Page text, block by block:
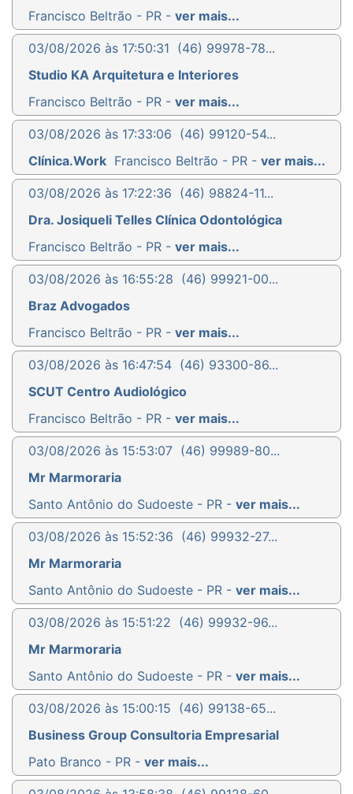
Francisco Beltrão - PR - ver mais...
03/08/2026 às 17:50:31 (46) 99978-78...
Studio KA Arquitetura e Interiores
Francisco Beltrão - PR - ver mais...
03/08/2026 às 17:33:06 (46) 99120-54...
Clínica.Work Francisco Beltrão - PR - ver mais...
03/08/2026 às 17:22:36 (46) 98824-11...
Dra. Josiqueli Telles Clínica Odontológica
Francisco Beltrão - PR - ver mais...
03/08/2026 às 16:55:28 (46) 99921-00...
Braz Advogados
Francisco Beltrão - PR - ver mais...
03/08/2026 às 16:47:54 (46) 93300-86...
SCUT Centro Audiológico
Francisco Beltrão - PR - ver mais...
03/08/2026 às 15:53:07 (46) 99989-80...
Mr Marmoraria
Santo Antônio do Sudoeste - PR - ver mais...
03/08/2026 às 15:52:36 (46) 99932-27...
Mr Marmoraria
Santo Antônio do Sudoeste - PR - ver mais...
03/08/2026 às 15:51:22 (46) 99932-96...
Mr Marmoraria
Santo Antônio do Sudoeste - PR - ver mais...
03/08/2026 às 15:00:15 (46) 99138-65...
Business Group Consultoria Empresarial
Pato Branco - PR - ver mais...